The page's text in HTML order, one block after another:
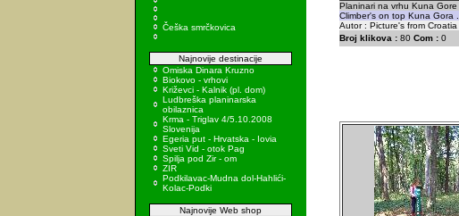
Češka smrčkovica
Najnovije destinacije
Omiska Dinara Kruzno
Biokovo - vrhovi
Križevci - Kalnik (pl. dom)
Ludbreška planinarska
obilaznica
Krma - Triglav 4/5.10.2008
Slovenija
Egeria put - Hrvatska - Iovia
Sveti Vid - otok Pag
Spilja pod Zir - om
ZIR
Podkilavac-Mudna dol-Hahlići-
Kolac-Podki
Najnovije Web shop
Planinari na vrhu Kuna Gore .
Climber's on top Kuna Gora .
Autor : Picture's from Croatia
Broj klikova : 80 Com : 0